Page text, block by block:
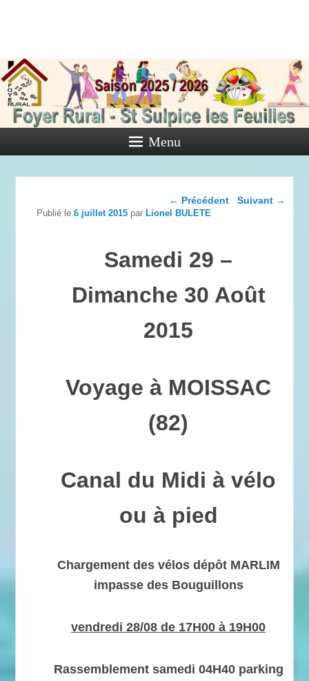
de Saint
Sulpice les
Feuilles
Activités diverses de l'Association
Menu
Navigation dans les
← Précédent Suivant →
Publié le6 juillet 2015 parLionel BULETE
Samedi 29 –
Dimanche 30 Août
2015
Voyage à MOISSAC
(82)
Canal du Midi à vélo
ou à pied
Chargement des vélos dépôt MARLIM
impasse des Bouguillons
vendredi 28/08 de 17H00 à 19H00
Rassemblement samedi 04H40 parking